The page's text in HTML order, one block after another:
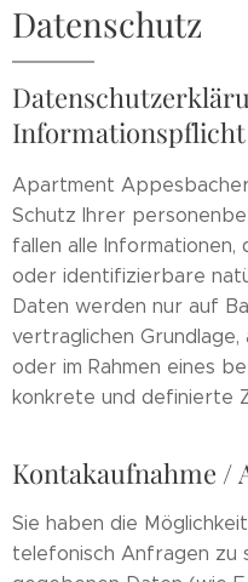
Datenschutz
Informationspflicht
Apartment
Schutz Ihrer
fallen alle
oder identifizierbare
Daten werden nur auf
vertraglichen Grundlage,
oder im Rahmen eines
konkrete und definierte
Kontakaufnahme /
Sie haben die
telefonisch Anfragen zu